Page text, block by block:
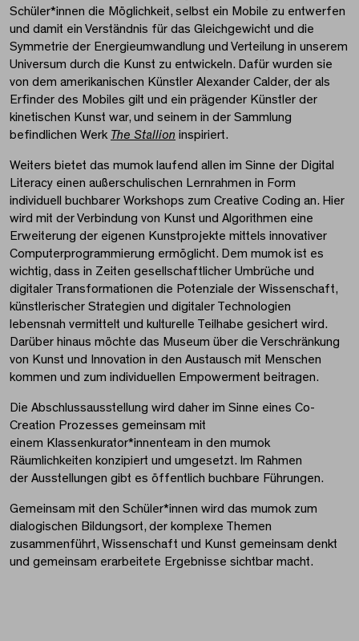
Schüler*innen die Möglichkeit, selbst ein Mobile zu entwerfen
und damit ein Verständnis für das Gleichgewicht und die
Symmetrie der Energieumwandlung und Verteilung in unserem
Universum durch die Kunst zu entwickeln. Dafür wurden sie
von dem amerikanischen Künstler Alexander Calder, der als
Erfinder des Mobiles gilt und ein prägender Künstler der
kinetischen Kunst war, und seinem in der Sammlung
befindlichen Werk The Stallion inspiriert.
Weiters bietet das mumok laufend allen im Sinne der Digital
Literacy einen außerschulischen Lernrahmen in Form
individuell buchbarer Workshops zum Creative Coding an. Hier
wird mit der Verbindung von Kunst und Algorithmen eine
Erweiterung der eigenen Kunstprojekte mittels innovativer
Computerprogrammierung ermöglicht. Dem mumok ist es
wichtig, dass in Zeiten gesellschaftlicher Umbrüche und
digitaler Transformationen die Potenziale der Wissenschaft,
künstlerischer Strategien und digitaler Technologien
lebensnah vermittelt und kulturelle Teilhabe gesichert wird.
Darüber hinaus möchte das Museum über die Verschränkung
von Kunst und Innovation in den Austausch mit Menschen
kommen und zum individuellen Empowerment beitragen.
Die Abschlussausstellung wird daher im Sinne eines Co-
Creation Prozesses gemeinsam mit
einem Klassenkurator*innenteam in den mumok
Räumlichkeiten konzipiert und umgesetzt. Im Rahmen
der Ausstellungen gibt es öffentlich buchbare Führungen.
Gemeinsam mit den Schüler*innen wird das mumok zum
dialogischen Bildungsort, der komplexe Themen
zusammenführt, Wissenschaft und Kunst gemeinsam denkt
und gemeinsam erarbeitete Ergebnisse sichtbar macht.